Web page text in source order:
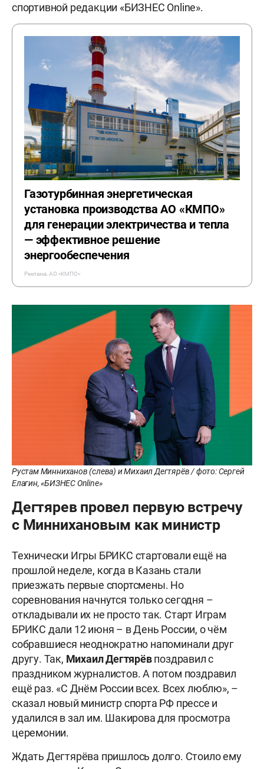
спортивной редакции «БИЗНЕС Online».
Газотурбинная энергетическая
установка производства АО «КМПО»
для генерации электричества и тепла
— эффективное решение
энергообеспечения
Реклама. АО «КМПО»
Рустам Минниханов (слева) и Михаил Дегтярёв / фото: Сергей
Елагин, «БИЗНЕС Online»
Дегтярев провел первую встречу
с Миннихановым как министр
Технически Игры БРИКС стартовали ещё на
прошлой неделе, когда в Казань стали
приезжать первые спортсмены. Но
соревнования начнутся только сегодня –
откладывали их не просто так. Старт Играм
БРИКС дали 12 июня – в День России, о чём
собравшиеся неоднократно напоминали друг
другу. Так, Михаил Дегтярёвпоздравил с
праздником журналистов. А потом поздравил
ещё раз. «С Днём России всех. Всех люблю», –
сказал новый министр спорта РФ прессе и
удалился в зал им. Шакирова для просмотра
церемонии.
Ждать Дегтярёва пришлось долго. Стоило ему